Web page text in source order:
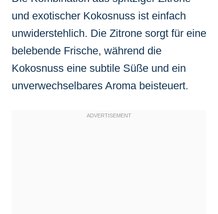
und exotischer Kokosnuss ist einfach
unwiderstehlich. Die Zitrone sorgt für eine
belebende Frische, während die
Kokosnuss eine subtile Süße und ein
unverwechselbares Aroma beisteuert.